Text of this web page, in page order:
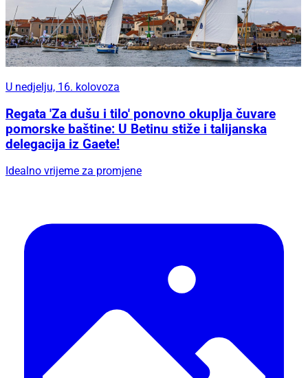
U nedjelju, 16. kolovoza
Regata 'Za dušu i tilo' ponovno okuplja čuvare
pomorske baštine: U Betinu stiže i talijanska
delegacija iz Gaete!
Idealno vrijeme za promjene